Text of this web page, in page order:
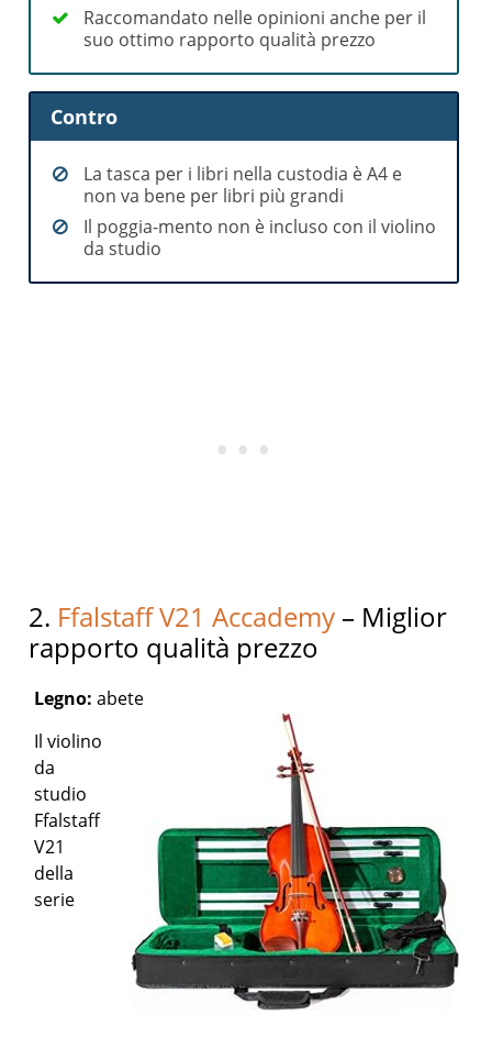
Raccomandato nelle opinioni anche per il
suo ottimo rapporto qualità prezzo
Contro
La tasca per i libri nella custodia è A4 e
non va bene per libri più grandi
Il poggia-mento non è incluso con il violino
da studio
2. Ffalstaff V21 Accademy – Miglior
rapporto qualità prezzo
Legno:abete
Il violino
da
studio
Ffalstaff
V21
della
serie